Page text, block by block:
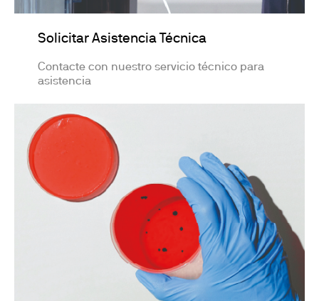
Solicitar Asistencia Técnica
Contacte con nuestro servicio técnico para
asistencia